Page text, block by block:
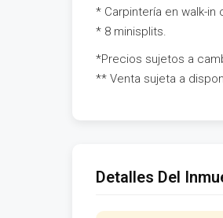
* Carpintería en walk-in
* 8 minisplits.
*Precios sujetos a
** Venta sujeta a
Detalles Del